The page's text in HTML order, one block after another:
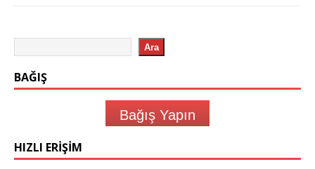
Ara
BAĞIŞ
Bağış Yapın
HIZLI ERIŞIM